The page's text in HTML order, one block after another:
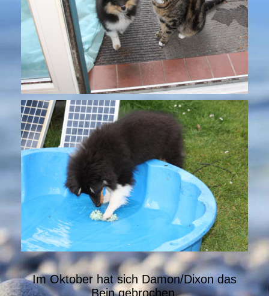
Im Oktober hat sich Damon/Dixon das
Bein gebrochen.